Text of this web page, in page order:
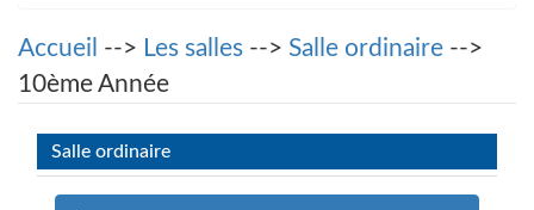
Accueil --> Les salles --> Salle ordinaire -->
10ème Année
Salle ordinaire